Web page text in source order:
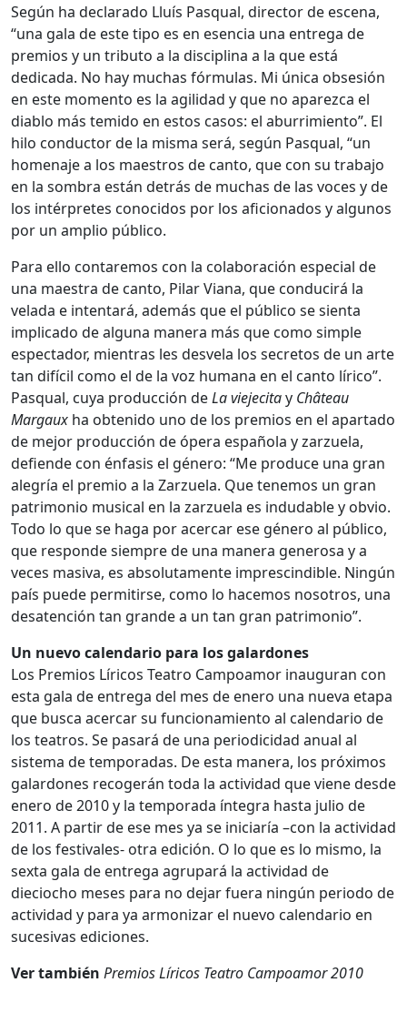
Según ha declarado Lluís Pasqual, director de escena,
“una gala de este tipo es en esencia una entrega de
premios y un tributo a la disciplina a la que está
dedicada. No hay muchas fórmulas. Mi única obsesión
en este momento es la agilidad y que no aparezca el
diablo más temido en estos casos: el aburrimiento”. El
hilo conductor de la misma será, según Pasqual, “un
homenaje a los maestros de canto, que con su trabajo
en la sombra están detrás de muchas de las voces y de
los intérpretes conocidos por los aficionados y algunos
por un amplio público.
Para ello contaremos con la colaboración especial de
una maestra de canto, Pilar Viana, que conducirá la
velada e intentará, además que el público se sienta
implicado de alguna manera más que como simple
espectador, mientras les desvela los secretos de un arte
tan difícil como el de la voz humana en el canto lírico”.
Pasqual, cuya producción deLa viejecitay Château
Margaux ha obtenido uno de los premios en el apartado
de mejor producción de ópera española y zarzuela,
defiende con énfasis el género: “Me produce una gran
alegría el premio a la Zarzuela. Que tenemos un gran
patrimonio musical en la zarzuela es indudable y obvio.
Todo lo que se haga por acercar ese género al público,
que responde siempre de una manera generosa y a
veces masiva, es absolutamente imprescindible. Ningún
país puede permitirse, como lo hacemos nosotros, una
desatención tan grande a un tan gran patrimonio”.
Un nuevo calendario para los galardones
Los Premios Líricos Teatro Campoamor inauguran con
esta gala de entrega del mes de enero una nueva etapa
que busca acercar su funcionamiento al calendario de
los teatros. Se pasará de una periodicidad anual al
sistema de temporadas. De esta manera, los próximos
galardones recogerán toda la actividad que viene desde
enero de 2010 y la temporada íntegra hasta julio de
2011. A partir de ese mes ya se iniciaría –con la actividad
de los festivales- otra edición. O lo que es lo mismo, la
sexta gala de entrega agrupará la actividad de
dieciocho meses para no dejar fuera ningún periodo de
actividad y para ya armonizar el nuevo calendario en
sucesivas ediciones.
Ver también Premios Líricos Teatro Campoamor 2010